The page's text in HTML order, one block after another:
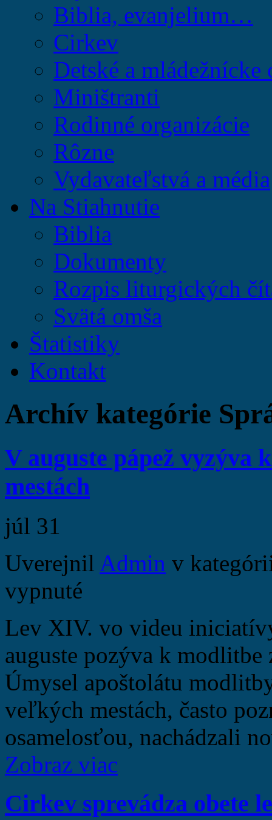
Biblia, evanjelium…
Cirkev
Detské a mládežnícke
Miništranti
Rodinné organizácie
Rôzne
Vydavateľstvá a média
Na Stiahnutie
Biblia
Dokumenty
Rozpis liturgických
Svätá omša
Štatistiky
Kontakt
Archív kategórie
V auguste pápež vyzýva
mestách
júl 31
Uverejnil Admin v
vypnuté
Lev XIV. vo videu
auguste pozýva k modlitbe
Úmysel apoštolátu
veľkých mestách, často
osamelosťou, nachádzali
Zobraz viac
Cirkev sprevádza obete